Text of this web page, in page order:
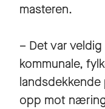
masteren.
– Det var
kommunale,
opp mot